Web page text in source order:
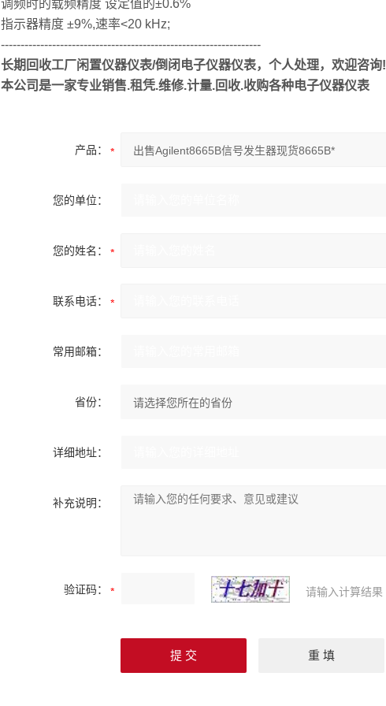
调频时的载频精度 设定值的±0.6%
指示器精度 ±9%,速率<20 kHz;
------------------------------------------------------------------
长期回收工厂闲置仪器仪表/倒闭电子仪器仪表，个人处理，欢迎咨询
本公司是一家专业销售.租凭.维修.计量.回收.收购各种电子仪器仪表
产品：
您的单位：
您的姓名：
联系电话：
常用邮箱：
省份：
详细地址：
补充说明：
验证码： 请输入计算结